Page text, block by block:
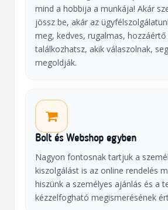
mind a hobbija a munkája! Akár
jössz be, akár az
meg, kedves, rugalmas, hozzáértő
találkozhatsz, akik válaszolnak,
megoldják.
Bolt és Webshop egyben
Nagyon fontosnak tartjuk a
kiszolgálást is az online rendelés
hiszünk a személyes ajánlás és a
kézzelfogható megismerésének